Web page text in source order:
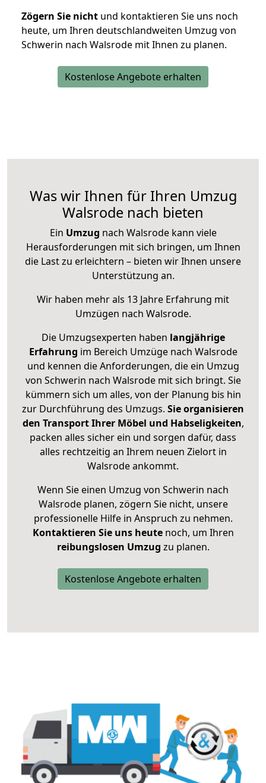
Zögern Sie nicht und kontaktieren Sie uns noch
heute, um Ihren deutschlandweiten Umzug von
Schwerin nach Walsrode mit Ihnen zu planen.
Kostenlose Angebote erhalten
Was wir Ihnen für Ihren Umzug
Walsrode nach bieten
Ein Umzug nach Walsrode kann viele
Herausforderungen mit sich bringen, um Ihnen
die Last zu erleichtern – bieten wir Ihnen unsere
Unterstützung an.
Wir haben mehr als 13 Jahre Erfahrung mit
Umzügen nach Walsrode.
Die Umzugsexperten haben langjährige
Erfahrung im Bereich Umzüge nach Walsrode
und kennen die Anforderungen, die ein Umzug
von Schwerin nach Walsrode mit sich bringt. Sie
kümmern sich um alles, von der Planung bis hin
zur Durchführung des Umzugs. Sie organisieren
den Transport Ihrer Möbel und Habseligkeiten,
packen alles sicher ein und sorgen dafür, dass
alles rechtzeitig an Ihrem neuen Zielort in
Walsrode ankommt.
Wenn Sie einen Umzug von Schwerin nach
Walsrode planen, zögern Sie nicht, unsere
professionelle Hilfe in Anspruch zu nehmen.
Kontaktieren Sie uns heutenoch, um Ihren
reibungslosen Umzug zu planen.
Kostenlose Angebote erhalten